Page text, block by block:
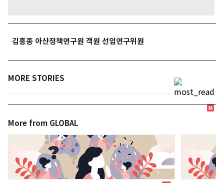
김흥종 아산정책연구원 객원 선임연구위원
MORE STORIES
More from GLOBAL